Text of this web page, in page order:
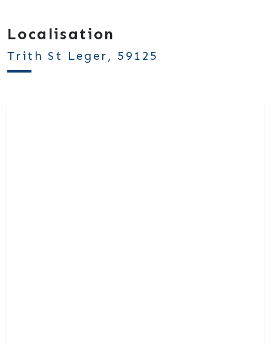
Localisation
Trith St Leger, 59125